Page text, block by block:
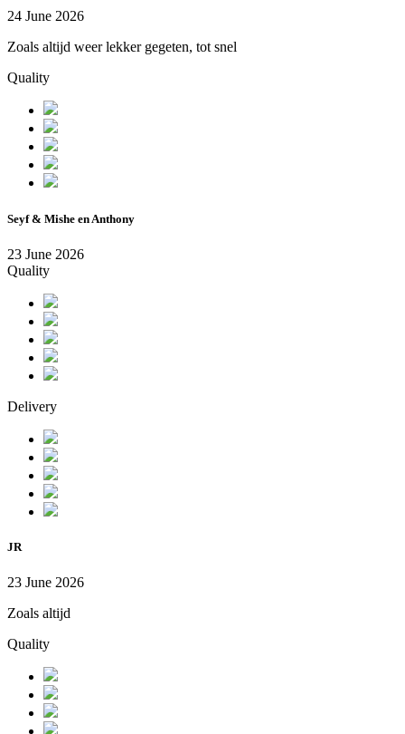
24 June 2026
Zoals altijd weer lekker gegeten, tot snel
Quality
Seyf & Mishe en Anthony
23 June 2026
Quality
Delivery
JR
23 June 2026
Zoals altijd
Quality